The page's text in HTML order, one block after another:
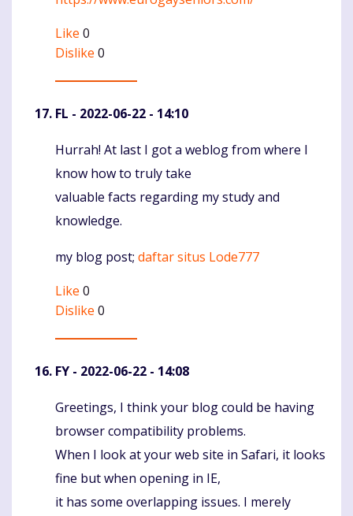
Like 0
Dislike 0
FL - 2022-06-22 - 14:10
Komentaras
Hurrah! At last I got a weblog from where I
know how to truly take
valuable facts regarding my study and
knowledge.
my blog post; daftar situs Lode777
Like 0
Dislike 0
FY - 2022-06-22 - 14:08
Komentaras
Greetings, I think your blog could be having
browser compatibility problems.
When I look at your web site in Safari, it looks
fine but when opening in IE,
it has some overlapping issues. I merely